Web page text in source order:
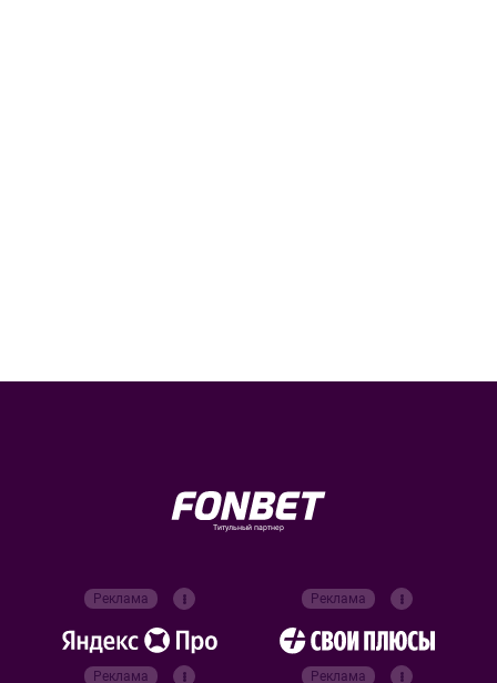
Титульный партнер
Реклама Реклама
Реклама Реклама